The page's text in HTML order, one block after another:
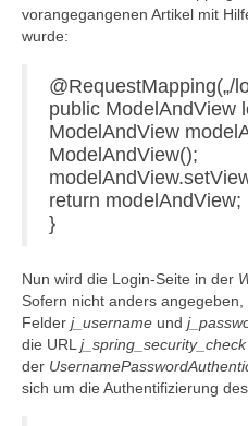
vorangegangenen Artikel mit
wurde:
@RequestMapping(„/
public ModelAndView
ModelAndView
ModelAndView();
return modelAndView;
}
Nun wird die Login-Seite in der
Sofern nicht anders
Felder j_username und
die URL j_spring_security_check
der
sich um die Authentifizierung